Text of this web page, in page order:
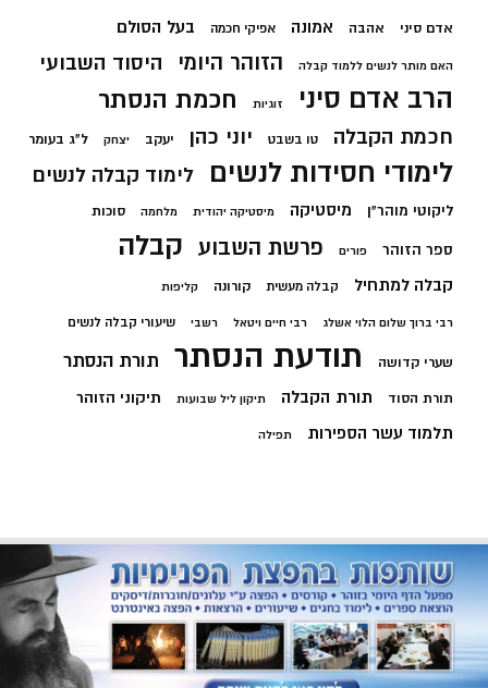
אדם סיני אהבה אמונה אפיקי חכמה בעל הסולם
האם מותר לנשים ללמוד קבלה הזוהר היומי היסוד השבועי
הרב אדם סיני זוגיות חכמת הנסתר
חכמת הקבלה טו בשבט יוני כהן יעקב יצחק ל"ג בעומר
לימודי חסידות לנשים לימוד קבלה לנשים
ליקוטי מוהר"ן מיסטיקה מיסטיקה יהודית מלחמה סוכות
ספר הזוהר פורים פרשת השבוע קבלה
קבלה למתחיל קבלה מעשית קורונה קליפות
רבי ברוך שלום הלוי אשלג רבי חיים ויטאל רשבי שיעורי קבלה לנשים
שערי קדושה תודעת הנסתר תורת הנסתר
תורת הסוד תורת הקבלה תיקון ליל שבועות תיקוני הזוהר
תלמוד עשר הספירות תפילה